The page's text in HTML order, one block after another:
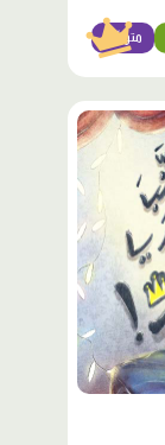
متوسّط